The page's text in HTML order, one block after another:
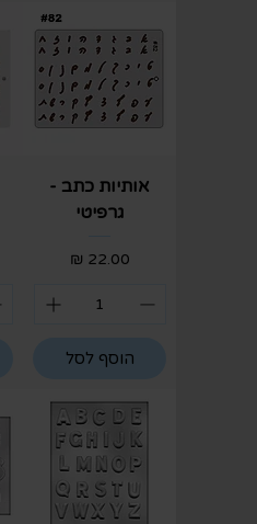
אותיות כתב -
גרפיטי
מחיר
הוסף לסל